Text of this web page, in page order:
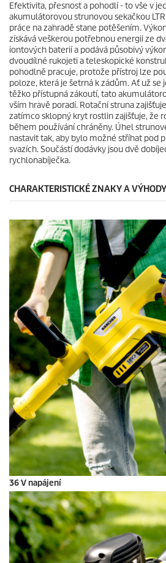
e3
r
e
c
e
n
z
í
Efektivita, přesnost a pohodlí - to vše v
akumulátorovou strunovou sekačkou
práce na zahradě stane potěšením.
získává veškerou potřebnou energii ze
iontových baterií a podává působivý
dvoudílné rukojeti a teleskopické
pohodlně pracuje, protože přístroj lze
poloze, která je šetrná k zádům. Ať už
těžko přístupná zákoutí, tato
vším hravě poradí. Rotační struna
zatímco sklopný kryt rostlin zajišťuje, že
během používání chráněny. Úhel
nastavit tak, aby bylo možné stříhat pod
svazích. Součástí dodávky jsou dvě
rychlonabíječka.
CHARAKTERISTICKÉ ZNAKY A VÝHODY
36 V napájení